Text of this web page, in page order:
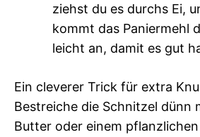
ziehst du es durchs Ei,
kommt das Paniermehl
leicht an, damit es gut
Ein cleverer Trick für extra
Bestreiche die Schnitzel dünn
Butter oder einem